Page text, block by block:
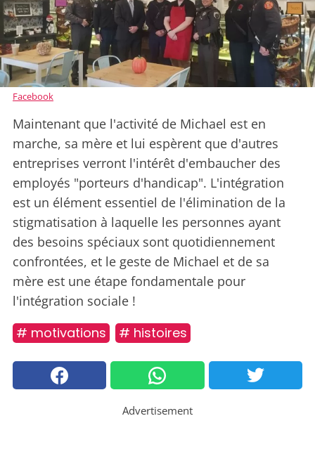
Facebook
Maintenant que l'activité de Michael est en
marche, sa mère et lui espèrent que d'autres
entreprises verront l'intérêt d'embaucher des
employés "porteurs d'handicap". L'intégration
est un élément essentiel de l'élimination de la
stigmatisation à laquelle les personnes ayant
des besoins spéciaux sont quotidiennement
confrontées, et le geste de Michael et de sa
mère est une étape fondamentale pour
l'intégration sociale !
# motivations # histoires
Advertisement